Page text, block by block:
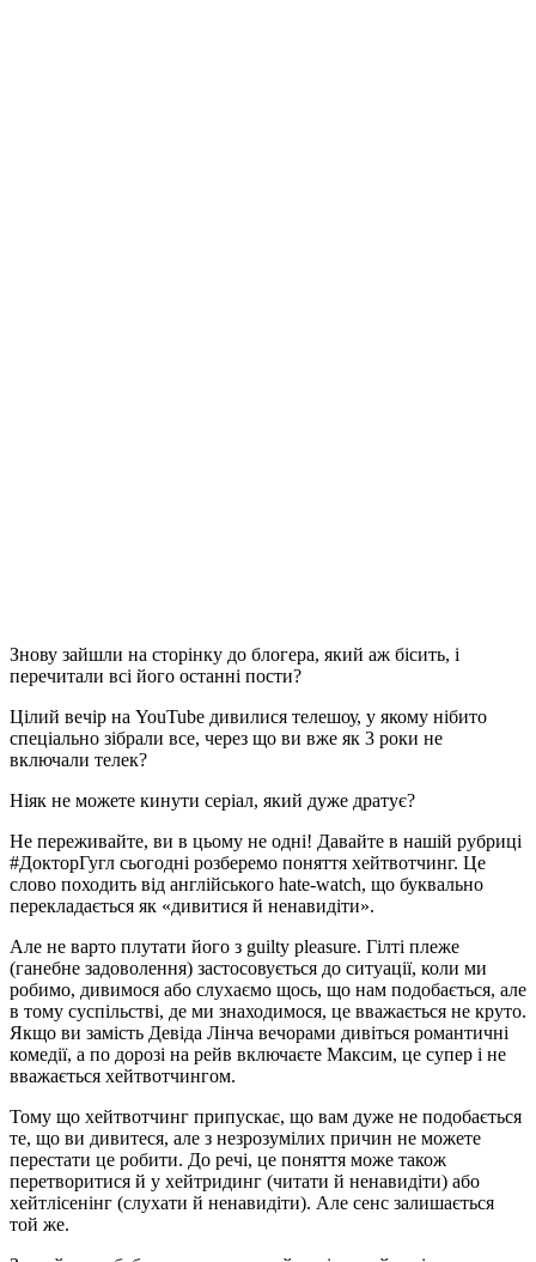
Знову зайшли на сторінку до блогера, який аж бісить, і
перечитали всі його останні пости?
Цілий вечір на YouTube дивилися телешоу, у якому нібито
спеціально зібрали все, через що ви вже як 3 роки не
включали телек?
Ніяк не можете кинути серіал, який дуже дратує?
Не переживайте, ви в цьому не одні! Давайте в нашій рубриці
#ДокторГугл сьогодні розберемо поняття хейтвотчинг. Це
слово походить від англійського hate-watch, що буквально
перекладається як «дивитися й ненавидіти».
Але не варто плутати його з guilty pleasure. Гілті плеже
(ганебне задоволення) застосовується до ситуації, коли ми
робимо, дивимося або слухаємо щось, що нам подобається, але
в тому суспільстві, де ми знаходимося, це вважається не круто.
Якщо ви замість Девіда Лінча вечорами дивіться романтичні
комедії, а по дорозі на рейв включаєте Максим, це супер і не
вважається хейтвотчингом.
Тому що хейтвотчинг припускає, що вам дуже не подобається
те, що ви дивитеся, але з незрозумілих причин не можете
перестати це робити. До речі, це поняття може також
перетворитися й у хейтридинг (читати й ненавидіти) або
хейтлісенінг (слухати й ненавидіти). Але сенс залишається
той же.